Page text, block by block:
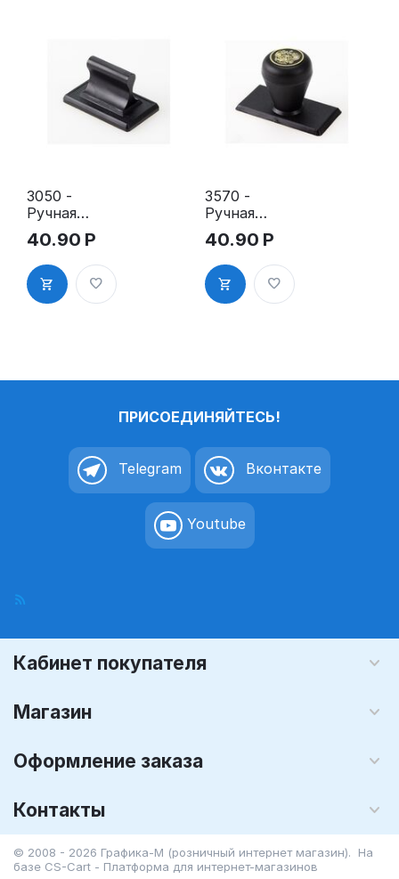
3050 -
Ручная
оснастка
для штампа
30х50 мм с
клеевым
слоем
40.90 Р
3570 -
Ручная
оснастка
для штампа
35х70 мм с
клеевым
слоем
40.90 Р
ПРИСОЕДИНЯЙТЕСЬ!
Telegram Вконтакте
Youtube
Кабинет покупателя
Магазин
Оформление заказа
Контакты
© 2008 - 2026 Графика-М (розничный интернет магазин). На
базе CS-Cart - Платформа для интернет-магазинов